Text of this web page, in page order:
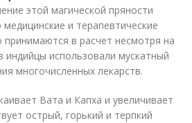
этой магической пряности
и терапевтические
принимаются в расчет несмотря на
индийцы использовали мускатный
многочисленных лекарств.
Вата и Капха и увеличивает
острый, горький и терпкий